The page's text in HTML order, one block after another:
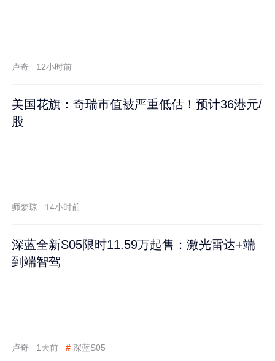
卢奇 12小时前
美国花旗：奇瑞市值被严重低估！预计36港元/
股
师梦琼 14小时前
深蓝全新S05限时11.59万起售：激光雷达+端
到端智驾
卢奇 1天前 # 深蓝S05